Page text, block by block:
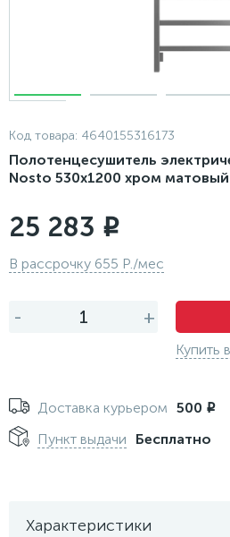
Код товара: 4640155316173
Полотенцесушитель
Nosto 530х1200 хром матовый
25 283 i
В рассрочку 655 Р./мес
- +
Купить
Доставка курьером 500 i
Пункт выдачи Бесплатно
Характеристики